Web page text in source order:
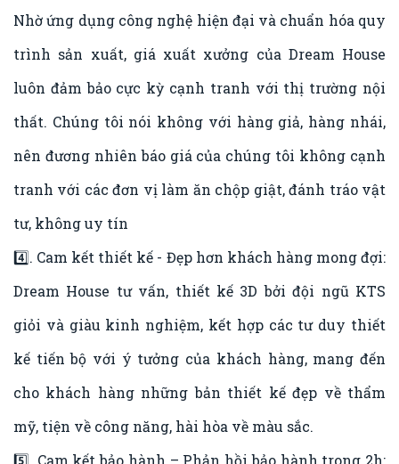
Nhờ ứng dụng công nghệ hiện đại và chuẩn hóa quy
trình sản xuất, giá xuất xưởng của Dream House
luôn đảm bảo cực kỳ cạnh tranh với thị trường nội
thất. Chúng tôi nói không với hàng giả, hàng nhái,
nên đương nhiên báo giá của chúng tôi không cạnh
tranh với các đơn vị làm ăn chộp giật, đánh tráo vật
tư, không uy tín
4️⃣. Cam kết thiết kế - Đẹp hơn khách hàng mong đợi:
Dream House tư vấn, thiết kế 3D bởi đội ngũ KTS
giỏi và giàu kinh nghiệm, kết hợp các tư duy thiết
kế tiến bộ với ý tưởng của khách hàng, mang đến
cho khách hàng những bản thiết kế đẹp về thẩm
mỹ, tiện về công năng, hài hòa về màu sắc.
5️⃣. Cam kết bảo hành – Phản hồi bảo hành trong 2h: